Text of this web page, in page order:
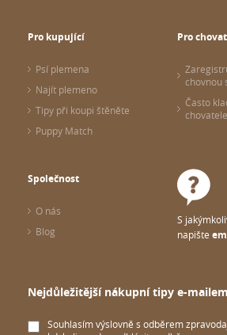
Pro kupující
Psí plemena
Najít plemeno
Tipy při koupi štěněte
Puppy Match
Pro
chovnou
Často
chovatele
Společnost
O nás
Blog
S
napište
Nejdůležitější nákupní tipy e-mailem
Souhlasím výslovně s odběrem